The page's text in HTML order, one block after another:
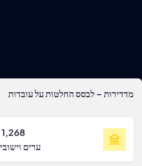
מדדירות - לבסס החלטות על עובדות
1,268
ערים